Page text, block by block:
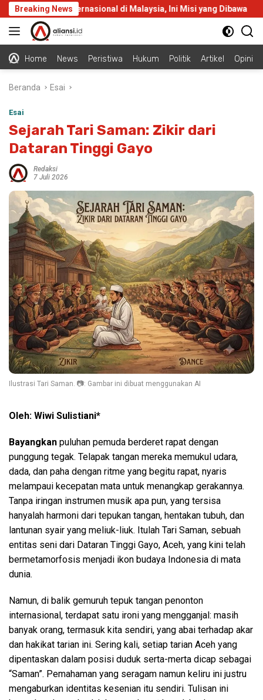
Langsung
ke
konten
Breaking News
KKN Internasional di Malaysia, Ini Misi yang Dibawa
Home News Peristiwa Hukum Politik Artikel Opini
Beranda Esai
Esai
Sejarah Tari Saman: Zikir dari
Dataran Tinggi Gayo
Redaksi
7 Juli 2026
Ilustrasi Tari Saman. 📷: Gambar ini dibuat menggunakan AI
Oleh: Wiwi Sulistiani*
Bayangkan puluhan pemuda berderet rapat dengan
punggung tegak. Telapak tangan mereka memukul udara,
dada, dan paha dengan ritme yang begitu rapat, nyaris
melampaui kecepatan mata untuk menangkap gerakannya.
Tanpa iringan instrumen musik apa pun, yang tersisa
hanyalah harmoni dari tepukan tangan, hentakan tubuh, dan
lantunan syair yang meliuk-liuk. Itulah Tari Saman, sebuah
entitas seni dari Dataran Tinggi Gayo, Aceh, yang kini telah
bermetamorfosis menjadi ikon budaya Indonesia di mata
dunia.
Namun, di balik gemuruh tepuk tangan penonton
internasional, terdapat satu ironi yang mengganjal: masih
banyak orang, termasuk kita sendiri, yang abai terhadap akar
dan hakikat tarian ini. Sering kali, setiap tarian Aceh yang
dipentaskan dalam posisi duduk serta-merta dicap sebagai
“Saman”. Pemahaman yang seragam namun keliru ini justru
mengaburkan identitas kesenian itu sendiri. Tulisan ini